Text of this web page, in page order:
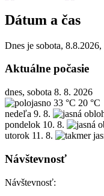
Dátum a čas
Dnes je sobota, 8.8.2026,
Aktuálne počasie
dnes, sobota 8. 8. 2026
33 °C 20 °C
nedeľa 9. 8.
pondelok 10. 8.
utorok 11. 8.
Návštevnosť
Návštevnosť: